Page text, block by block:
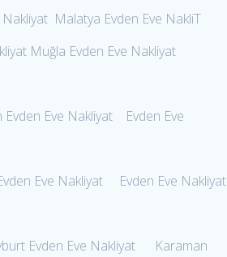
Malatya Evden Eve NakliT
Muğla Evden Eve Nakliyat
Evden Eve Nakliyat Evden Eve
Eve Nakliyat Evden Eve Nakliyat
Evden Eve Nakliyat Karaman